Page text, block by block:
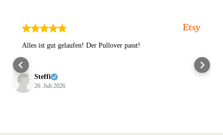
Alles ist gut gelaufen! Der Pullover passt!
Steffi
26. Juli 2026